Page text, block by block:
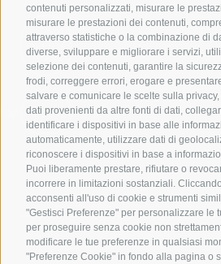
contenuti personalizzati, misurare le
misurare le prestazioni dei contenuti,
attraverso statistiche o la combinazione di
diverse, sviluppare e migliorare i servizi,
selezione dei contenuti, garantire la
frodi, correggere errori, erogare e
salvare e comunicare le scelte sulla
dati provenienti da altre fonti di dati,
identificare i dispositivi in base alle
automaticamente, utilizzare dati di
riconoscere i dispositivi in base a
Puoi liberamente prestare, rifiutare o
incorrere in limitazioni sostanziali.
acconsenti all'uso di cookie e strumenti
"Gestisci Preferenze" per personalizzare le
per proseguire senza cookie non
modificare le tue preferenze in qualsiasi
"Preferenze Cookie" in fondo alla pagina o
391
1017
240
NOLEGGIO A LUNGO TERMINE